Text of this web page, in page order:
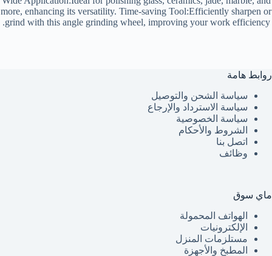
more, enhancing its versatility. Time-saving Tool:Efficiently sharpen or
grind with this angle grinding wheel, improving your work efficiency.
روابط هامة
سياسة الشحن والتوصيل
سياسة الاسترداد والإرجاع
سياسة الخصوصية
الشروط والأحكام
اتصل بنا
وظائف
ماي سوق
الهواتف المحمولة
الإلكترونيات
مستلزمات المنزل
المطبخ والأجهزة